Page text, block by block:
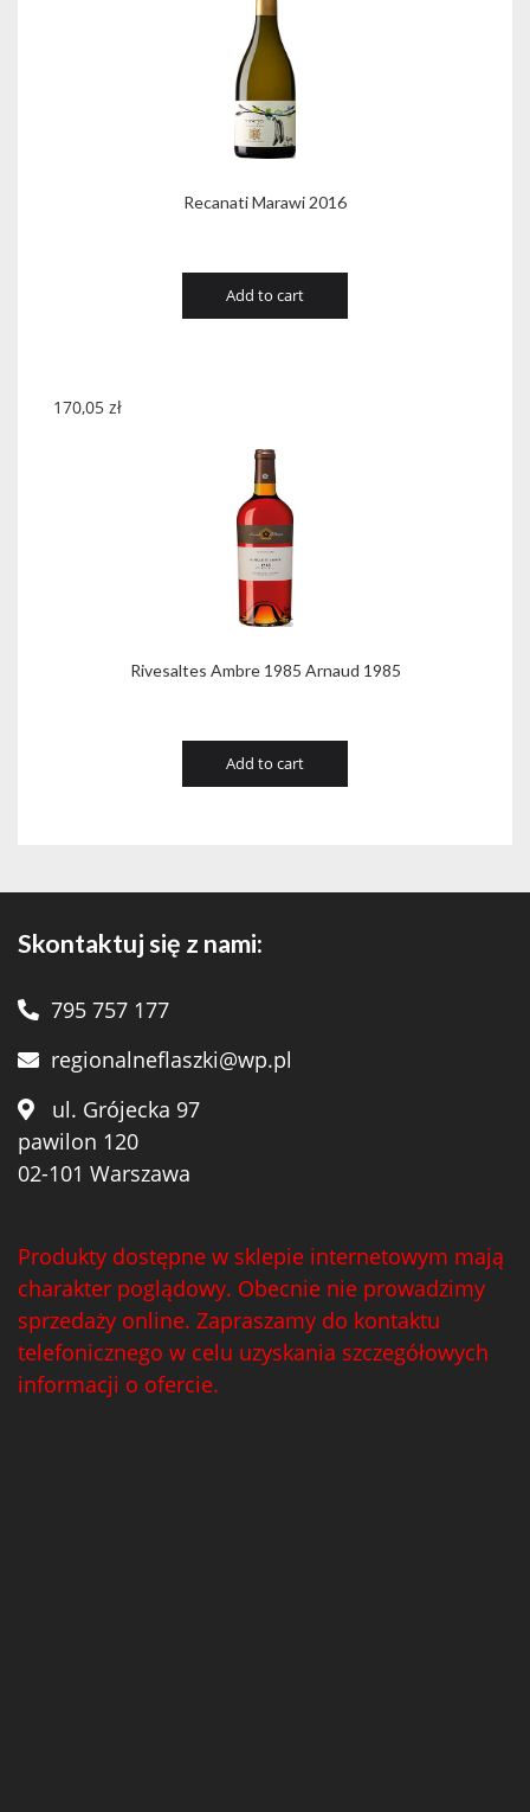
Recanati Marawi 2016
Add to cart
Rivesaltes Ambre 1985 Arnaud 1985
170,05 zł
Add to cart
Skontaktuj się z nami:
795 757 177
regionalneflaszki@wp.pl
ul. Grójecka 97
pawilon 120
02-101 Warszawa
Produkty dostępne w sklepie internetowym mają
charakter poglądowy. Obecnie nie prowadzimy
sprzedaży online. Zapraszamy do kontaktu
telefonicznego w celu uzyskania szczegółowych
informacji o ofercie.